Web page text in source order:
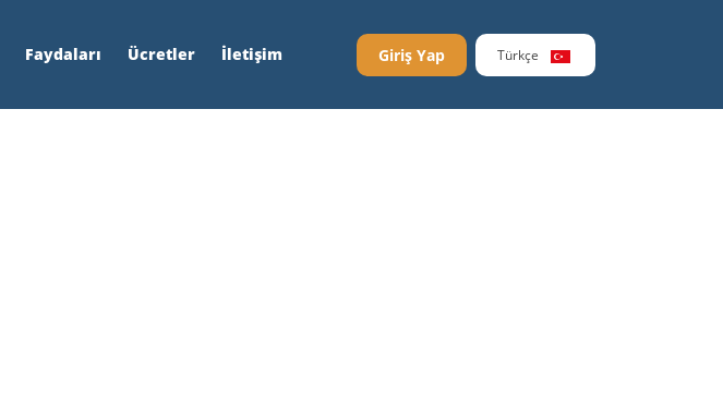
Faydaları Ücretler İletişim Giriş Yap Türkçe